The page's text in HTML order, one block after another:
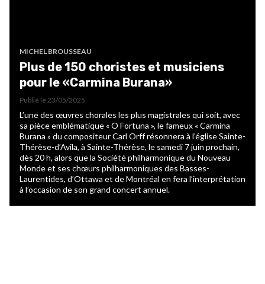
MICHEL BROUSSEAU
Plus de 150 choristes et musiciens
pour le «Carmina Burana»
Publié le 23/05/2025
L’une des œuvres chorales les plus magistrales qui soit, avec
sa pièce emblématique « O Fortuna », le fameux « Carmina
Burana » du compositeur Carl Orff résonnera à l’église Sainte-
Thérèse-d’Avila, à Sainte-Thérèse, le samedi 7 juin prochain,
dès 20 h, alors que la Société philharmonique du Nouveau
Monde et ses chœurs philharmoniques des Basses-
Laurentides, d’Ottawa et de Montréal en fera l’interprétation
à l’occasion de son grand concert annuel.